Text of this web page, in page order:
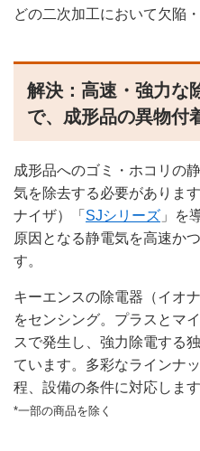
どの二次加工において欠陥
解決：高速・強力な
で、成形品の異物付
成形品へのゴミ・ホコリの
気を除去する必要がありま
ナイザ）「 SJシリーズ 」を
原因となる静電気を高速か
す。
キーエンスの除電器（イオ
をセンシング。プラスとマ
スで発生し、強力除電する
ています。多彩なラインナ
程、設備の条件に対応します
*一部の商品を除く